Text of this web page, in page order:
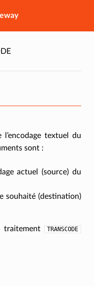
l’encodage textuel du
sont :
actuel (source) du
souhaité (destination)
traitement TRANSCODE